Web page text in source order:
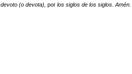
(o devota), por los siglos de los siglos. Amén.